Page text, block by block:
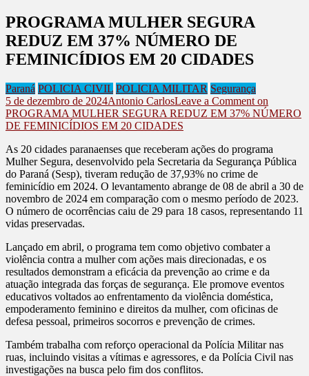
PROGRAMA MULHER SEGURA
REDUZ EM 37% NÚMERO DE
FEMINICÍDIOS EM 20 CIDADES
Paraná POLICIA CIVIL POLICIA MILITAR Segurança
5 de dezembro de 2024Antonio CarlosLeave a Comment on
PROGRAMA MULHER SEGURA REDUZ EM 37% NÚMERO
DE FEMINICÍDIOS EM 20 CIDADES
As 20 cidades paranaenses que receberam ações do programa
Mulher Segura, desenvolvido pela Secretaria da Segurança Pública
do Paraná (Sesp), tiveram redução de 37,93% no crime de
feminicídio em 2024. O levantamento abrange de 08 de abril a 30 de
novembro de 2024 em comparação com o mesmo período de 2023.
O número de ocorrências caiu de 29 para 18 casos, representando 11
vidas preservadas.
Lançado em abril, o programa tem como objetivo combater a
violência contra a mulher com ações mais direcionadas, e os
resultados demonstram a eficácia da prevenção ao crime e da
atuação integrada das forças de segurança. Ele promove eventos
educativos voltados ao enfrentamento da violência doméstica,
empoderamento feminino e direitos da mulher, com oficinas de
defesa pessoal, primeiros socorros e prevenção de crimes.
Também trabalha com reforço operacional da Polícia Militar nas
ruas, incluindo visitas a vítimas e agressores, e da Polícia Civil nas
investigações na busca pelo fim dos conflitos.